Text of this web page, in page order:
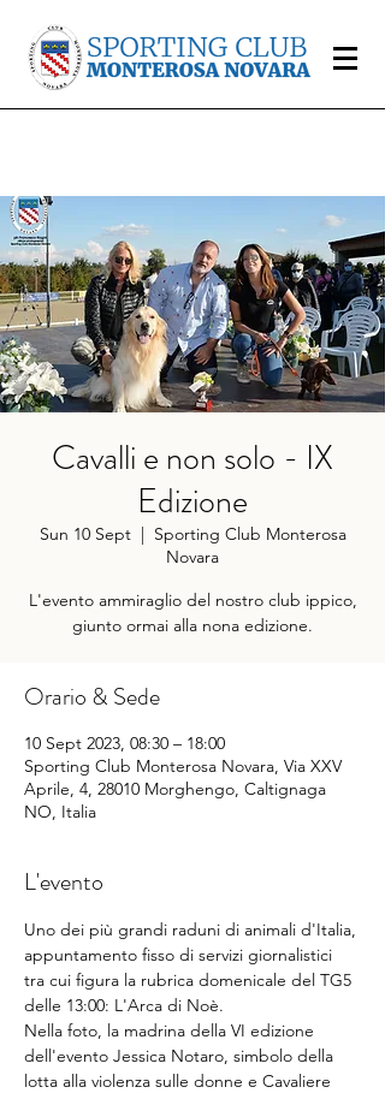
Cavalli e non solo - IX
Edizione
Sun 10 Sept
  |
Sporting Club Monterosa
Novara
L'evento ammiraglio del nostro club ippico,
giunto ormai alla nona edizione.
Orario & Sede
10 Sept 2023, 08:30 – 18:00
Sporting Club Monterosa Novara, Via XXV
Aprile, 4, 28010 Morghengo, Caltignaga
NO, Italia
L'evento
Uno dei più grandi raduni di animali d'Italia,
appuntamento fisso di servizi giornalistici
tra cui figura la rubrica domenicale del TG5
delle 13:00: L'Arca di Noè.
Nella foto, la madrina della VI edizione
dell'evento Jessica Notaro, simbolo della
lotta alla violenza sulle donne e Cavaliere